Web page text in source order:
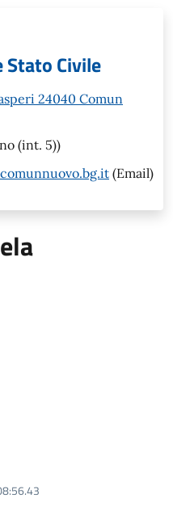
Civile
24040 Comun
(int. 5))
(Email)